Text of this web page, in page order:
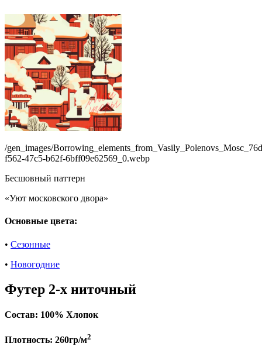
/gen_images/
f562-47c5-b62f-6bff09e62569_0.webp
Бесшовный паттерн
«Уют московского двора»
Основные цвета:
• Сезонные
• Новогодние
Футер 2-х ниточный
Состав: 100% Хлопок
Плотность: 260гр/м2